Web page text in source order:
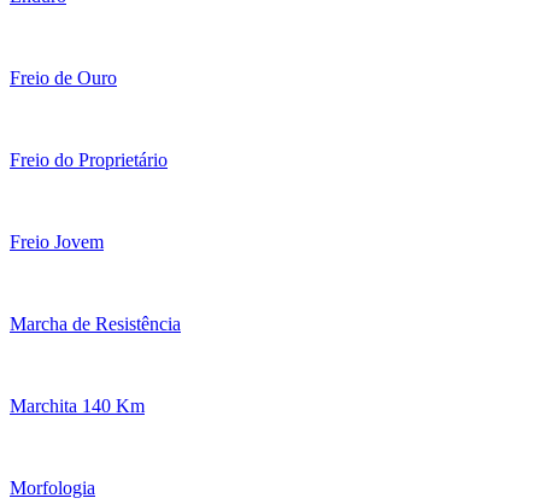
Freio de Ouro
Freio do Proprietário
Freio Jovem
Marcha de Resistência
Marchita 140 Km
Morfologia